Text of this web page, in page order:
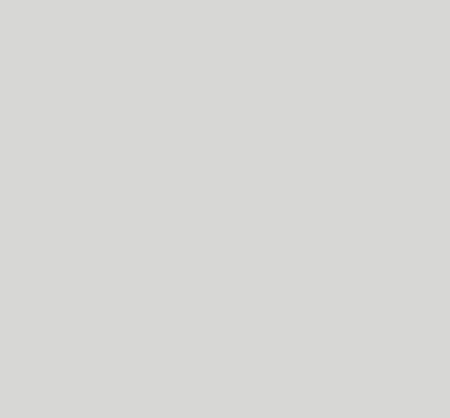
[Mo5] Deux inédits du
[GK] Le beat'em up The
[GK] Endless Legend 2 :
[LS] [PS5] Premiers